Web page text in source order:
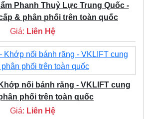
Phanh Thuỷ Lực Trung Quốc -
& phân phối trên toàn quốc
Giá: Liên Hệ
nối bánh răng - VKLIFT cung
phối trên toàn quốc
Giá: Liên Hệ